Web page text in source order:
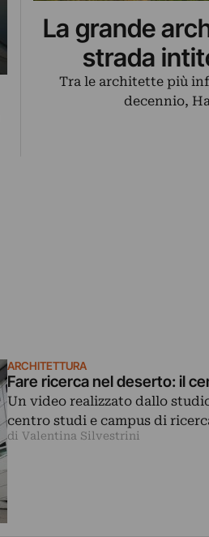
La grande
strada
Tra le architette più
decennio,
ARCHITETTURA
Fare ricerca nel deserto: il
Un video realizzato dallo
centro studi e campus di
di Valentina Silvestrini